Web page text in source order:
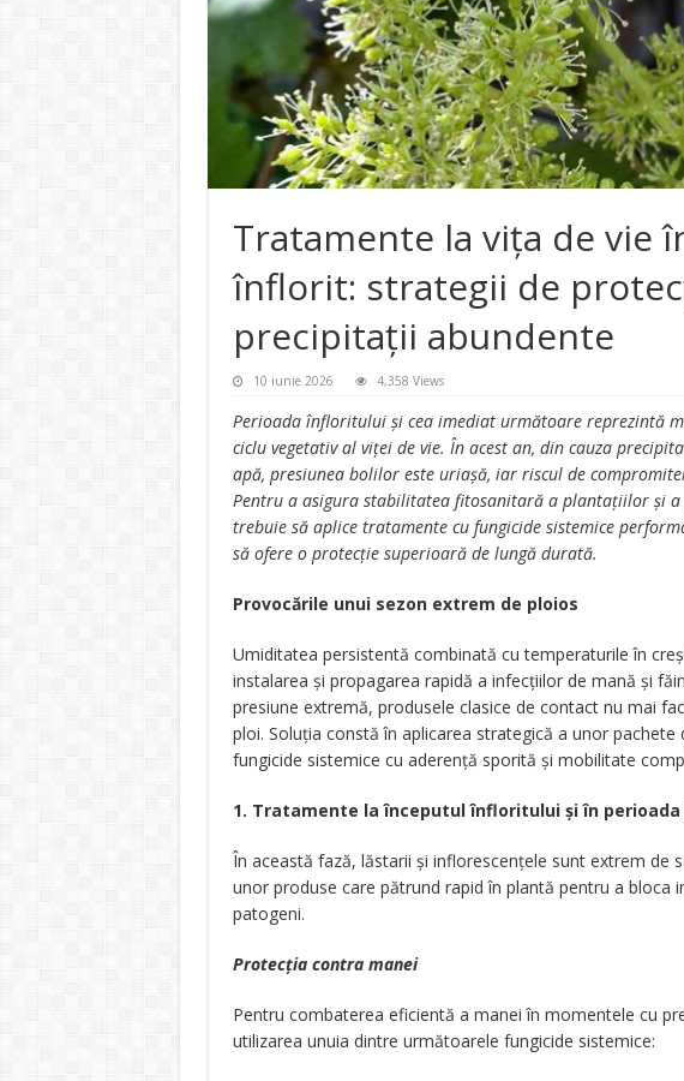
Tratamente la vița de vie
înflorit: strategii de
precipitații abundente
10 iunie 2026 4,358 Views
Perioada înfloritului și cea imediat următoare reprezintă
ciclu vegetativ al viței de vie. În acest an, din cauza
apă, presiunea bolilor este uriașă, iar riscul de
Pentru a asigura stabilitatea fitosanitară a plantațiilor și
trebuie să aplice tratamente cu fungicide sistemice
să ofere o protecție superioară de lungă durată.
Provocările unui sezon extrem de ploios
Umiditatea persistentă combinată cu temperaturile în
instalarea și propagarea rapidă a infecțiilor de mană și
presiune extremă, produsele clasice de contact nu mai
ploi. Soluția constă în aplicarea strategică a unor
fungicide sistemice cu aderență sporită și mobilitate
1. Tratamente la începutul înfloritului și în
În această fază, lăstarii și inflorescențele sunt extrem de
unor produse care pătrund rapid în plantă pentru a bloca
patogeni.
Protecția contra manei
Pentru combaterea eficientă a manei în momentele cu
utilizarea unuia dintre următoarele fungicide sistemice: